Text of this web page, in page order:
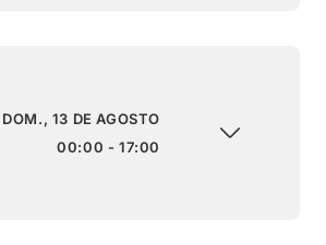
DOM., 13 DE AGOSTO
00:00 - 17:00